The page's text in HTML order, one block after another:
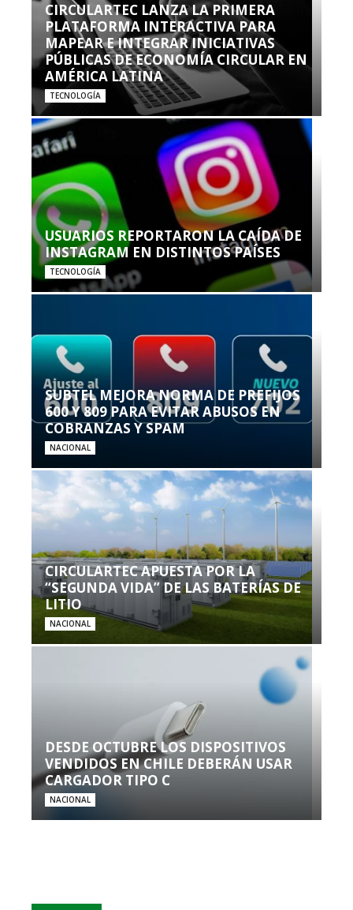
CIRCULARTEC LANZA LA PRIMERA
PLATAFORMA INTERACTIVA PARA
MAPEAR E INTEGRAR INICIATIVAS
PÚBLICAS DE ECONOMÍA CIRCULAR EN
AMÉRICA LATINA
TECNOLOGÍA
USUARIOS REPORTARON LA CAÍDA DE
INSTAGRAM EN DISTINTOS PAÍSES
TECNOLOGÍA
SUBTEL MEJORA NORMA DE PREFIJOS
600 Y 809 PARA EVITAR ABUSOS EN
COBRANZAS Y SPAM
NACIONAL
CIRCULARTEC APUESTA POR LA
“SEGUNDA VIDA” DE LAS BATERÍAS DE
LITIO
NACIONAL
DESDE OCTUBRE LOS DISPOSITIVOS
VENDIDOS EN CHILE DEBERÁN USAR
CARGADOR TIPO C
NACIONAL